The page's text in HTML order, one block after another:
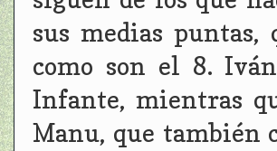
sus medias
como son el 8.
Infante, mientras
Manu, que también